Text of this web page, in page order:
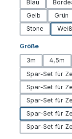
Blau
Gelb
Grün
Stone
Weiß
Größeauswählen
3m
4,5m
Spar-Set für
Spar-Set für
Spar-Set für
Spar-Set für
Spar-Set für